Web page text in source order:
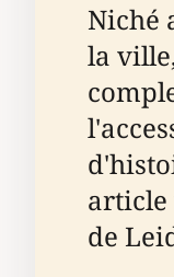
Niché
la
article
de